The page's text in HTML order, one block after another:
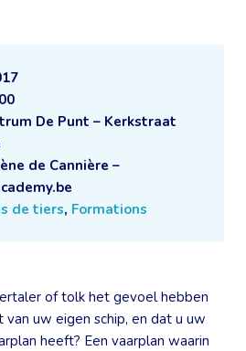
De Punt – Kerkstraat
de Cannière –
de tiers, Formations
of tolk het gevoel hebben
uw eigen schip, en dat u uw
heeft? Een vaarplan waarin